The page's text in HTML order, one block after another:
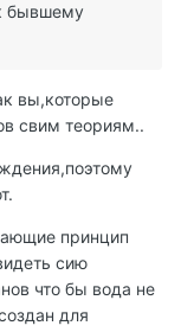
бывшему
вы,которые
свим теориям..
принцип
сию
что бы вода не
для